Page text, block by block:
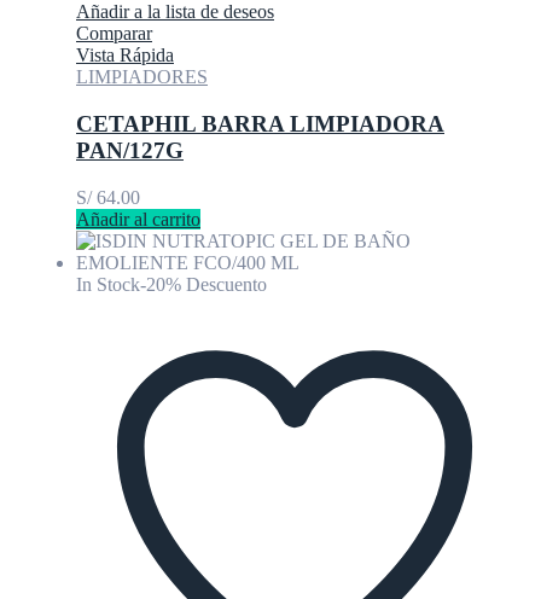
Añadir a la lista de deseos
Comparar
Vista Rápida
LIMPIADORES
CETAPHIL BARRA LIMPIADORA
PAN/127G
S/64.00
Añadir al carrito
In Stock-20% Descuento